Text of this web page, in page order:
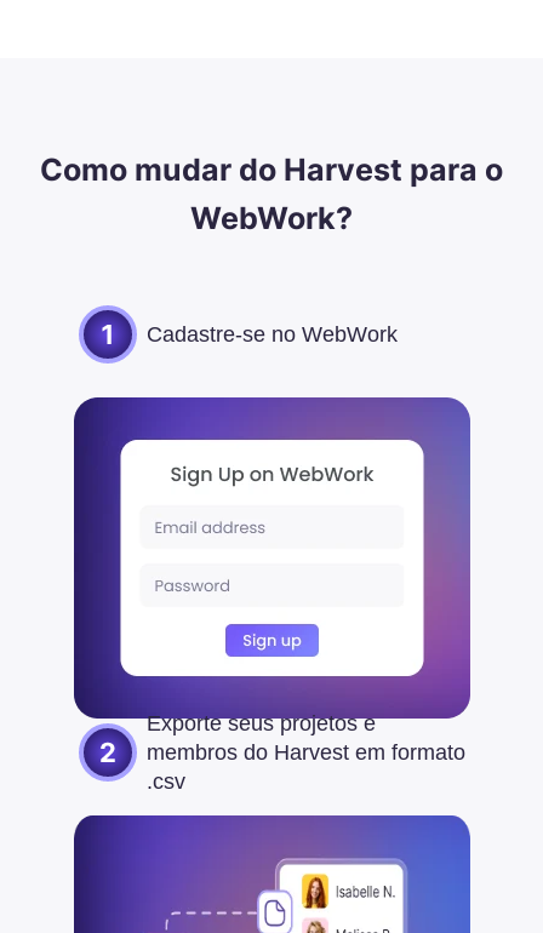
Como mudar do Harvest para o
WebWork?
Cadastre-se no WebWork
Exporte seus projetos e
membros do Harvest em formato
.csv